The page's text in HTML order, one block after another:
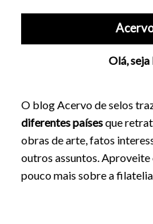
Olá,
O blog Acervo de selos
diferentes paísesque
obras de arte, fatos
outros assuntos.
pouco mais sobre a